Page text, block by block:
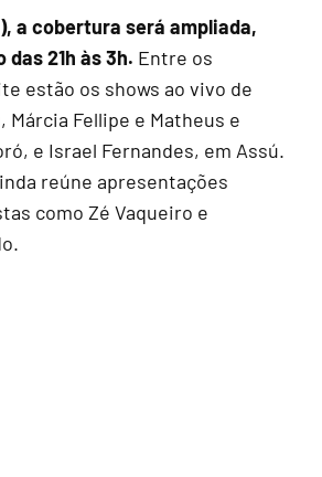
a cobertura será ampliada,
21h às 3h. Entre os
estão os shows ao vivo de
Márcia Fellipe e Matheus e
e Israel Fernandes, em Assú.
reúne apresentações
como Zé Vaqueiro e